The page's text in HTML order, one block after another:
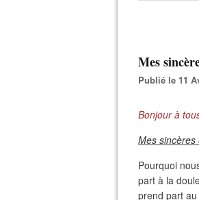
Mes
Publié le 11
Bonjour à
Mes
Pourquoi
part à la
prend part